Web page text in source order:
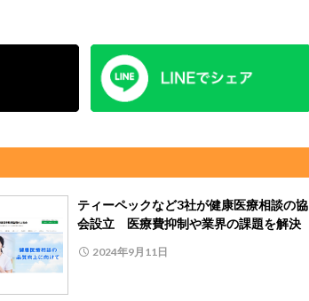
ティーペックなど3社が健康医療相談の協
会設立 医療費抑制や業界の課題を解決
2024年9月11日